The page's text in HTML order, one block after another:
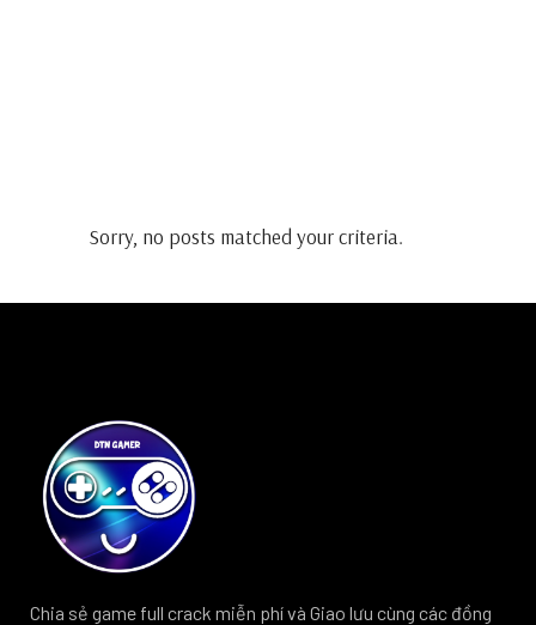
Sorry, no posts matched your criteria.
Chia sẻ game full crack miễn phí và Giao lưu cùng các đồng